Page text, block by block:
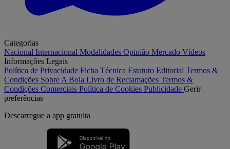
Categorias
Nacional Internacional Modalidades Opinião Mercado Vídeos
Informações Legais
Política de Privacidade Ficha Técnica Estatuto Editorial Termos &
Condições Sobre A Bola Livro de Reclamações Termos &
Condições Comerciais Política de Cookies Publicidade Gerir
preferências
Descarregue a app gratuita